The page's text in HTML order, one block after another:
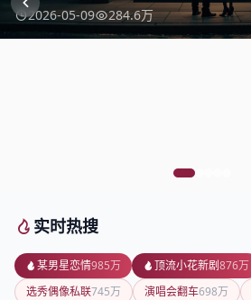
2026-05-09 284.6万
2026-05-08 198.3万
2026-05-08 356.8万
2026-05-07 156.8万
2026-05-07 123.5万
实时热搜
某男星恋情985万 顶流小花新剧876万
选秀偶像私联745万 演唱会翻车698万